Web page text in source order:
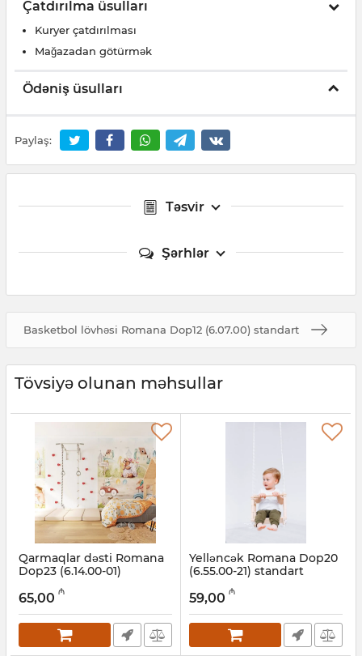
Çatdırılma üsulları
Kuryer çatdırılması
Mağazadan götürmək
Ödəniş üsulları
Paylaş:
Təsvir
Şərhlər
Basketbol lövhəsi Romana Dop12 (6.07.00) standart
Tövsiyə olunan məhsullar
Qarmaqlar dəsti Romana
Dop23 (6.14.00-01)
Artikul: 001002071
65,00 ₼
Yelləncək Romana Dop20
(6.55.00-21) standart
001002070
59,00 ₼